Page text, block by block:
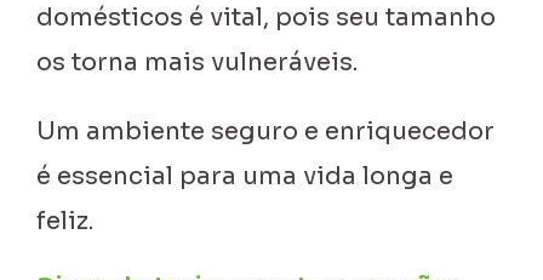
domésticos é vital, pois seu tamanho
os torna mais vulneráveis.
Um ambiente seguro e enriquecedor
é essencial para uma vida longa e
feliz.